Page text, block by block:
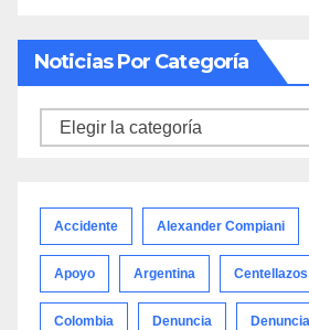
Noticias Por Categoría
Noticias
Accidente Alexander Compiani
Apoyo Argentina
Colombia Denuncia